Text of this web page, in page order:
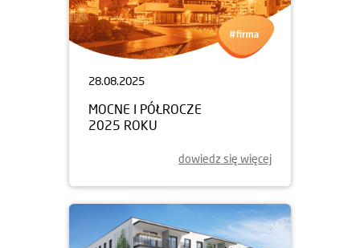
28.08.2025
MOCNE I PÓŁROCZE
2025 ROKU
dowiedz się więcej